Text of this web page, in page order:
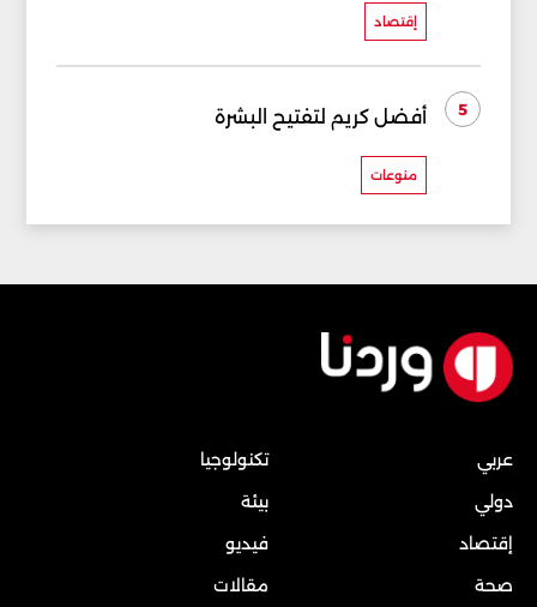
إقتصاد
5 أفضل كريم لتفتيح البشرة
منوعات
عربي
دولي
إقتصاد
صحة
تكنولوجيا
بيئة
فيديو
مقالات